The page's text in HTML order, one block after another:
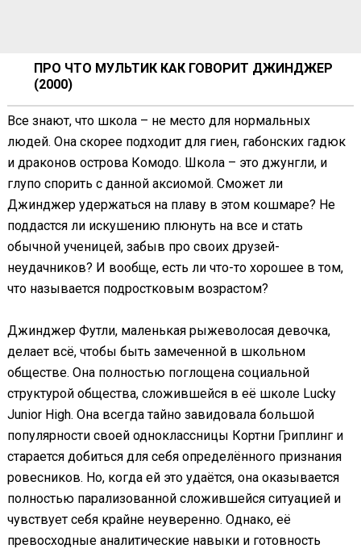
ПРО ЧТО МУЛЬТИК КАК ГОВОРИТ ДЖИНДЖЕР
(2000)
Все знают, что школа – не место для нормальных
людей. Она скорее подходит для гиен, габонских гадюк
и драконов острова Комодо. Школа – это джунгли, и
глупо спорить с данной аксиомой. Сможет ли
Джинджер удержаться на плаву в этом кошмаре? Не
поддастся ли искушению плюнуть на все и стать
обычной ученицей, забыв про своих друзей-
неудачников? И вообще, есть ли что-то хорошее в том,
что называется подростковым возрастом?
Джинджер Футли, маленькая рыжеволосая девочка,
делает всё, чтобы быть замеченной в школьном
обществе. Она полностью поглощена социальной
структурой общества, сложившейся в её школе Lucky
Junior High. Она всегда тайно завидовала большой
популярности своей одноклассницы Кортни Гриплинг и
старается добиться для себя определённого признания
ровесников. Но, когда ей это удаётся, она оказывается
полностью парализованной сложившейся ситуацией и
чувствует себя крайне неуверенно. Однако, её
превосходные аналитические навыки и готовность